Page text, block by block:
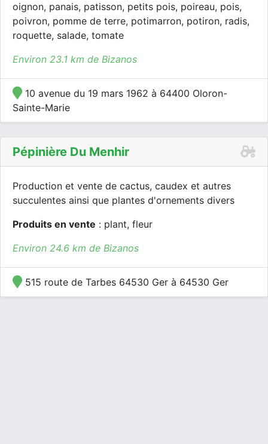
oignon, panais, patisson, petits pois, poireau, pois,
poivron, pomme de terre, potimarron, potiron, radis,
roquette, salade, tomate
Environ 23.1 km de Bizanos
10 avenue du 19 mars 1962 à 64400 Oloron-
Sainte-Marie
Pépinière Du Menhir
Production et vente de cactus, caudex et autres
succulentes ainsi que plantes d'ornements divers
Produits en vente : plant, fleur
Environ 24.6 km de Bizanos
515 route de Tarbes 64530 Ger à 64530 Ger